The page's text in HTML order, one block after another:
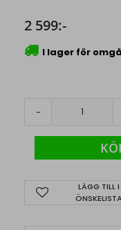
2 599:-
I lager för
-
LÄGG TILL I
ÖNSKELISTA